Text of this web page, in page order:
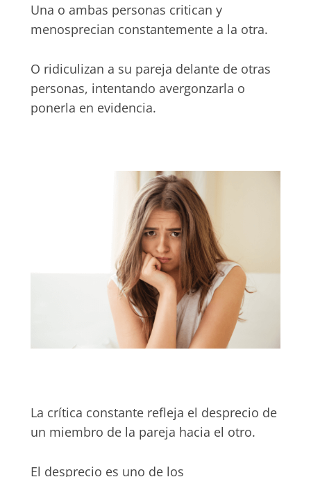
Una o ambas personas critican y
menosprecian constantemente a la otra.
O ridiculizan a su pareja delante de otras
personas, intentando avergonzarla o
ponerla en evidencia.
La crítica constante refleja el desprecio de
un miembro de la pareja hacia el otro.
El desprecio es uno de los